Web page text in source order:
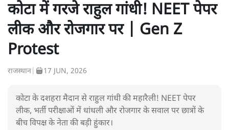
कोटा में गरजे राहुल गांधी! NEET पेपर
लीक और रोजगार पर | Gen Z
Protest
राजस्थान 17 JUN, 2026
कोटा के दशहरा मैदान से राहुल गांधी की महारैली! NEET पेपर
लीक, भर्ती परीक्षाओं में धांधली और रोजगार के सवाल पर छात्रों के
बीच विपक्ष के नेता की बड़ी हुंकार।